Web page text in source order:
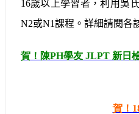
16歲以上學習者，利用吳
N2或N1課程。詳細請閱各
賀！陳PH學友 JLPT 新日
賀！